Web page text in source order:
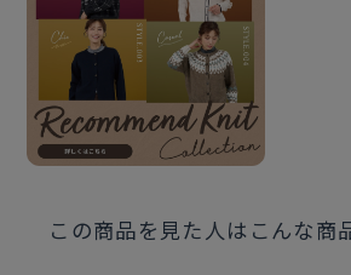
この商品を見た人はこんな商